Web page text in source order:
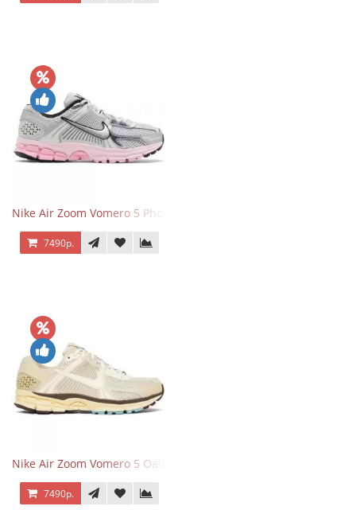
Nike Air Zoom Vomero 5 Photon Dust Pink Foam
7490р.
Nike Air Zoom Vomero 5 Oatmeal
7490р.